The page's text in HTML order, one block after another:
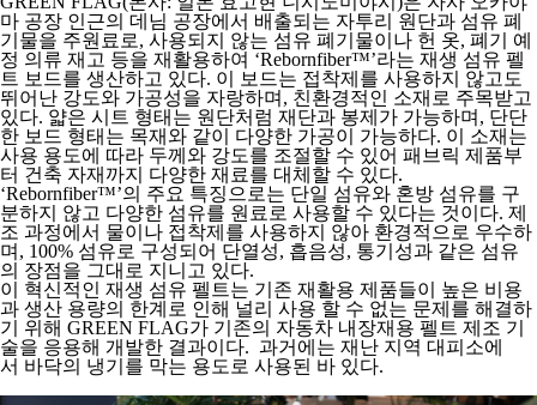
마 공장 인근의 데님 공장에서 배출되는 자투리 원단과 섬유 폐
기물을 주원료로, 사용되지 않는 섬유 폐기물이나 헌 옷, 폐기 예
정 의류 재고 등을 재활용하여 ‘Rebornfiber™’라는 재생 섬유 펠
트 보드를 생산하고 있다. 이 보드는 접착제를 사용하지 않고도
뛰어난 강도와 가공성을 자랑하며, 친환경적인 소재로 주목받고
있다. 얇은 시트 형태는 원단처럼 재단과 봉제가 가능하며, 단단
한 보드 형태는 목재와 같이 다양한 가공이 가능하다. 이 소재는
사용 용도에 따라 두께와 강도를 조절할 수 있어 패브릭 제품부
터 건축 자재까지 다양한 재료를 대체할 수 있다.
‘Rebornfiber™’의 주요 특징으로는 단일 섬유와 혼방 섬유를 구
분하지 않고 다양한 섬유를 원료로 사용할 수 있다는 것이다. 제
조 과정에서 물이나 접착제를 사용하지 않아 환경적으로 우수하
며, 100% 섬유로 구성되어 단열성, 흡음성, 통기성과 같은 섬유
의 장점을 그대로 지니고 있다.
이 혁신적인 재생 섬유 펠트는 기존 재활용 제품들이 높은 비용
과 생산 용량의 한계로 인해 널리 사용 할 수 없는 문제를 해결하
기 위해 GREEN FLAG가 기존의 자동차 내장재용 펠트 제조 기
술을 응용해 개발한 결과이다. 과거에는 재난 지역 대피소에
서 바닥의 냉기를 막는 용도로 사용된 바 있다.